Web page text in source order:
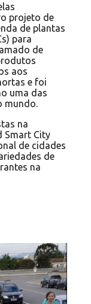
projeto de
de plantas
para
de
aos
e foi
uma das
mundo.
na
Smart City
de cidades
de
na